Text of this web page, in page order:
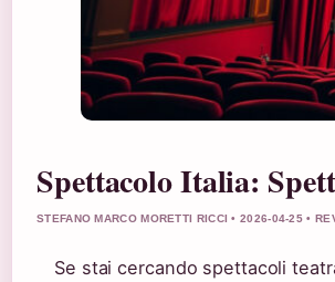
Spettacolo Italia:
STEFANO MARCO MORETTI RICCI • 2026-04-25 •
Se stai cercando spettacoli